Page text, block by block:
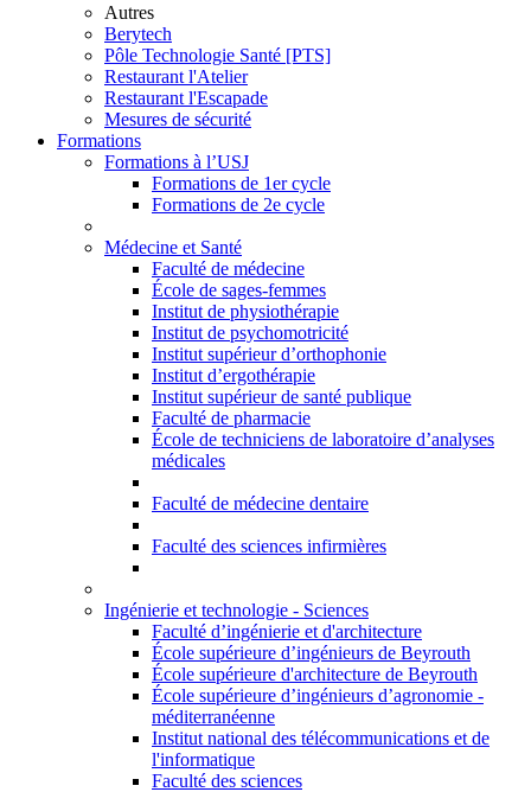
Autres
Berytech
Pôle Technologie Santé [PTS]
Restaurant l'Atelier
Restaurant l'Escapade
Mesures de sécurité
Formations
Formations à l’USJ
Formations de 1er cycle
Formations de 2e cycle
Médecine et Santé
Faculté de médecine
École de sages-femmes
Institut de physiothérapie
Institut de psychomotricité
Institut supérieur d’orthophonie
Institut d’ergothérapie
Institut supérieur de santé publique
Faculté de pharmacie
École de techniciens de laboratoire d’analyses
médicales
Faculté de médecine dentaire
Faculté des sciences infirmières
Ingénierie et technologie - Sciences
Faculté d’ingénierie et d'architecture
École supérieure d’ingénieurs de Beyrouth
École supérieure d'architecture de Beyrouth
École supérieure d’ingénieurs d’agronomie -
méditerranéenne
Institut national des télécommunications et de
l'informatique
Faculté des sciences